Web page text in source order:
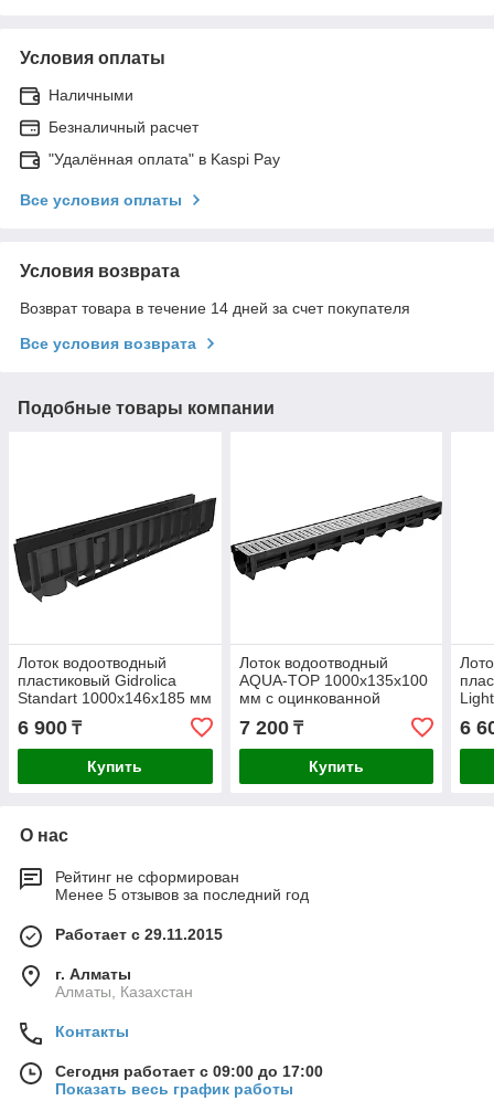
Условия оплаты
Наличными
Безналичный расчет
"Удалённая оплата" в Kaspi Pay
Все условия оплаты
Условия возврата
Возврат товара в течение 14 дней за счет покупателя
Все условия возврата
Подобные товары компании
Лоток водоотводный
пластиковый Gidrolica
Standart 1000x146x185 мм
6 900 ₸
Купить
Лоток водоотводный
AQUA-TOP 1000x135x100
мм с оцинкованной
решеткой
7 200₸
Купить
6
О нас
Рейтинг не сформирован
Менее 5 отзывов за последний год
Работает с 29.11.2015
г. Алматы
Алматы, Казахстан
Контакты
Сегодня работает с 09:00 до 17:00
Показать весь график работы